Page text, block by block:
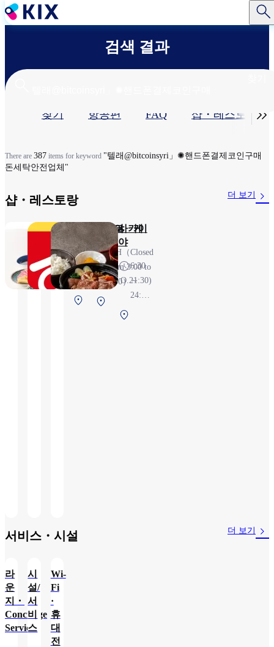
주
요
로
건
검색 결과
탭
찾기 항공편 FAQ 샵・레스토랑​ 
There are 387 items for keyword "텔래@bitcoinsyri」✺핸드폰결제코인구매
돈세탁안전업체"
샵・레스토랑​ 더 보기
돈카츠 와코 케
이테이
7:00～
22:00（L.O.21:30)
제1터미널 2F
보안 검색 전
스키야
23H（Closed
from 3:00 to
4:00）
널 2F 보
사카이
야
6:30
～
24:55
서비스・시설 더 보기
라
운
지・
Concierge
Service
시
설/
서
비
스
Wi-
Fi
·
휴
대
전